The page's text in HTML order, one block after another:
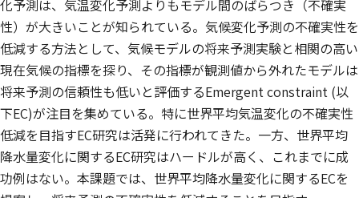
化予測は、気温変化予測よりもモデル間のばらつき（不確実
性）が大きいことが知られている。気候変化予測の不確実性を
低減する方法として、気候モデルの将来予測実験と相関の高い
現在気候の指標を探り、その指標が観測値から外れたモデルは
将来予測の信頼性も低いと評価するEmergent constraint (以
下EC)が注目を集めている。特に世界平均気温変化の不確実性
低減を目指すEC研究は活発に行われてきた。一方、世界平均
降水量変化に関するEC研究はハードルが高く、これまでに成
功例はない。本課題では、世界平均降水量変化に関するECを